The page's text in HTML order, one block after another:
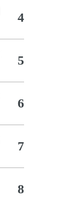
4
5
6
7
8